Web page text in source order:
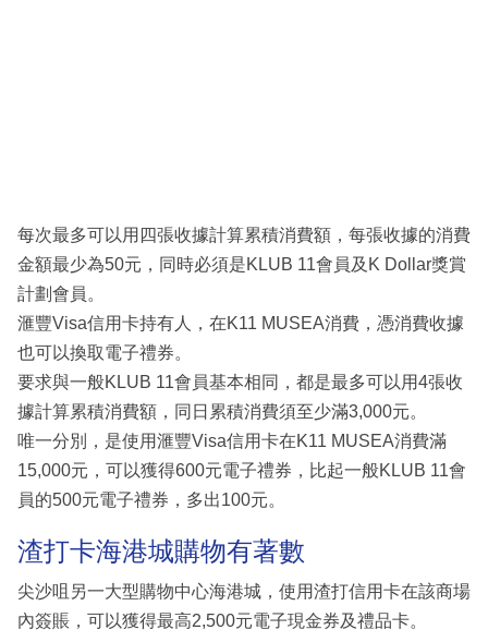
每次最多可以用四張收據計算累積消費額，每張收據的消費
金額最少為50元，同時必須是KLUB 11會員及K Dollar獎賞
計劃會員。
滙豐Visa信用卡持有人，在K11 MUSEA消費，憑消費收據
也可以換取電子禮券。
要求與一般KLUB 11會員基本相同，都是最多可以用4張收
據計算累積消費額，同日累積消費須至少滿3,000元。
唯一分別，是使用滙豐Visa信用卡在K11 MUSEA消費滿
15,000元，可以獲得600元電子禮券，比起一般KLUB 11會
員的500元電子禮券，多出100元。
渣打卡海港城購物有著數
尖沙咀另一大型購物中心海港城，使用渣打信用卡在該商場
內簽賬，可以獲得最高2,500元電子現金券及禮品卡。